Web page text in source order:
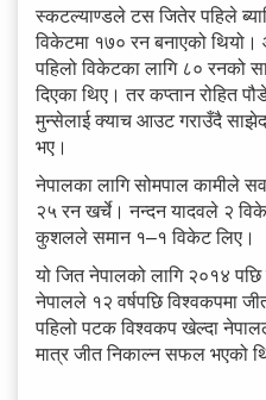
स्कटल्याण्डले टस जितेर पहिले
विकेटमा १७० रन बनाएको
पहिलो विकेटका लागि ८० रनको
दिएका थिए। तर कप्तान रोहित
मुन्सेलाई क्याच आउट गराउँदै
भए।
नेपालका लागि सोमपाल कामीले
२५ रन खर्चे। नन्दन यादवले २
कुशलले समान १–१ विकेट लिए।
यो जित नेपालको लागि २०१४ पछि
नेपालले १२ वर्षपछि विश्वकपमा
पहिलो पटक विश्वकप खेल्दा
मात्र जीत निकाल्न सफल भएको